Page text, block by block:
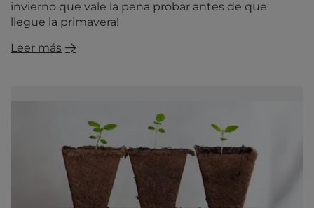
invierno que vale la pena probar antes de que
llegue la primavera!
Leer más